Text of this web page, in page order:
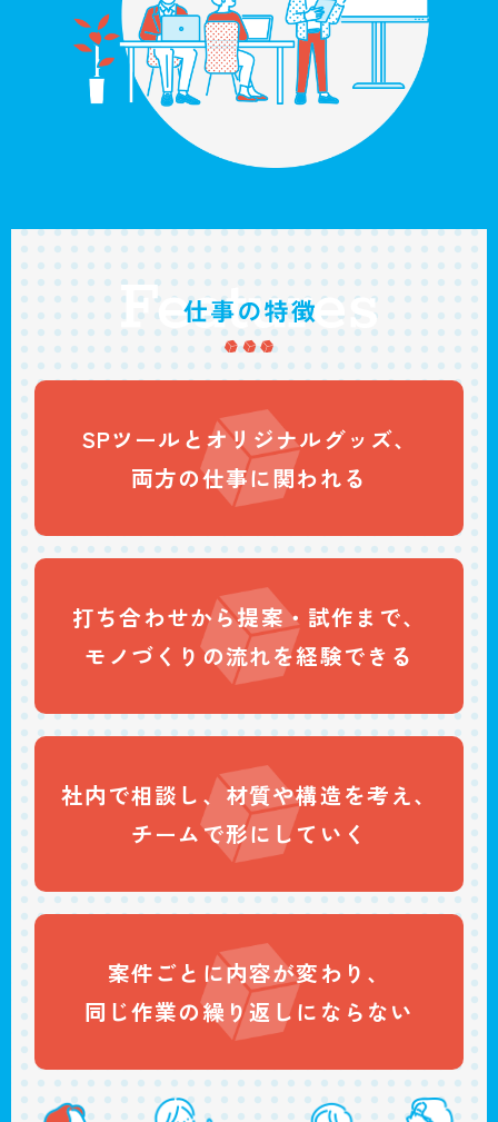
SPツールと オリジナルグッズ、
両方の仕事に関われる
打ち合わせから提案・試作まで、
モノづくりの流れを経験できる
社内で相談し、材質や構造を考え、
チームで形にしていく
案件ごとに内容が変わり、
同じ作業の繰り返しにならない